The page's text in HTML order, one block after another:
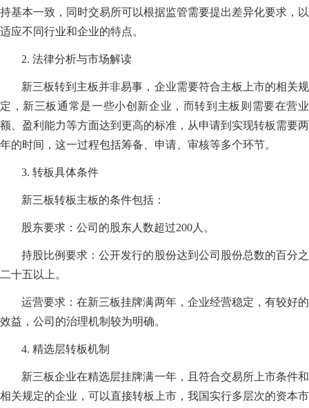
持基本一致，同时交易所可以根据监管需要提出差异化要求，以
适应不同行业和企业的特点。
2. 法律分析与市场解读
新三板转到主板并非易事，企业需要符合主板上市的相关规
定，新三板通常是一些小创新企业，而转到主板则需要在营业
额、盈利能力等方面达到更高的标准，从申请到实现转板需要两
年的时间，这一过程包括筹备、申请、审核等多个环节。
3. 转板具体条件
新三板转板主板的条件包括：
股东要求：公司的股东人数超过200人。
持股比例要求：公开发行的股份达到公司股份总数的百分之
二十五以上。
运营要求：在新三板挂牌满两年，企业经营稳定，有较好的
效益，公司的治理机制较为明确。
4. 精选层转板机制
新三板企业在精选层挂牌满一年，且符合交易所上市条件和
相关规定的企业，可以直接转板上市，我国实行多层次的资本市